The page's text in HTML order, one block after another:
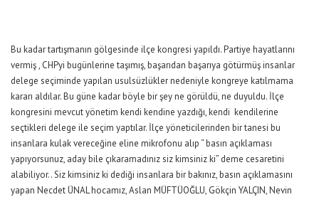
Bu kadar tartışmanın gölgesinde ilçe kongresi yapıldı. Partiye hayatlarını
vermiş , CHPyi bugünlerine taşımış, başarıdan başarıya götürmüş insanlar
delege seçiminde yapılan usulsüzlükler nedeniyle kongreye katılmama
kararı aldılar. Bu güne kadar böyle bir şey ne görüldü, ne duyuldu. İlçe
kongresini mevcut yönetim kendi kendine yazdığı, kendi kendilerine
seçtikleri delege ile seçim yaptılar. İlçe yöneticilerinden bir tanesi bu
insanlara kulak vereceğine eline mikrofonu alıp “ basın açıklaması
yapıyorsunuz, aday bile çıkaramadınız siz kimsiniz ki” deme cesaretini
alabiliyor.. Siz kimsiniz ki dediği insanlara bir bakınız, basın açıklamasını
yapan Necdet ÜNAL hocamız, Aslan MÜFTÜOĞLU, Gökçin YALÇIN, Nevin